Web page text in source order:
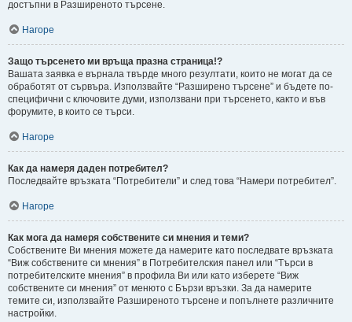
достъпни в Разширеното търсене.
Нагоре
Защо търсенето ми връща празна страница!?
Вашата заявка е върнала твърде много резултати, които не могат да се
обработят от сървъра. Използвайте “Разширено търсене” и бъдете по-
специфични с ключовите думи, използвани при търсенето, както и във
форумите, в които се търси.
Нагоре
Как да намеря даден потребител?
Последвайте връзката “Потребители” и след това “Намери потребител”.
Нагоре
Как мога да намеря собствените си мнения и теми?
Собствените Ви мнения можете да намерите като последвате връзката
“Виж собствените си мнения” в Потребителския панел или “Търси в
потребителските мнения” в профила Ви или като изберете “Виж
собствените си мнения” от менюто с Бързи връзки. За да намерите
темите си, използвайте Разширеното търсене и попълнете различните
настройки.